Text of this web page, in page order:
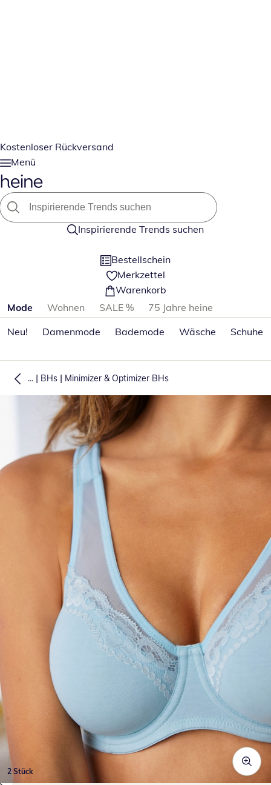
Kostenloser Rückversand
Menü
Inspirierende Trends suchen
Bestellschein
Merkzettel
Warenkorb
Produktkategorien überspringen
Mode Wohnen SALE %
75 Jahre heine
Neu!
Damenmode Bademode Wäsche Schuhe
... | BHs | Minimizer & Optimizer BHs
2 Stück